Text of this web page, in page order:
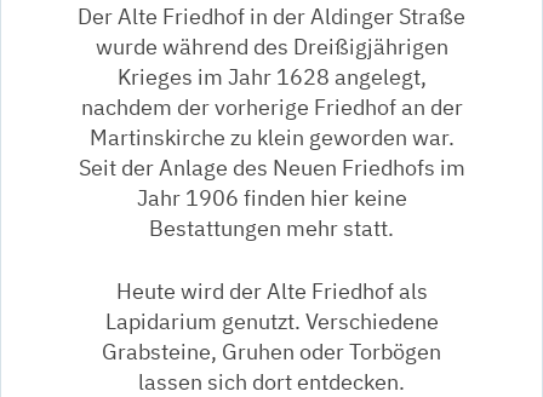
Der Alte Friedhof in der Aldinger Straße
wurde während des Dreißigjährigen
Krieges im Jahr 1628 angelegt,
nachdem der vorherige Friedhof an der
Martinskirche zu klein geworden war.
Seit der Anlage des Neuen Friedhofs im
Jahr 1906 finden hier keine
Bestattungen mehr statt.
Heute wird der Alte Friedhof als
Lapidarium genutzt. Verschiedene
Grabsteine, Gruhen oder Torbögen
lassen sich dort entdecken.